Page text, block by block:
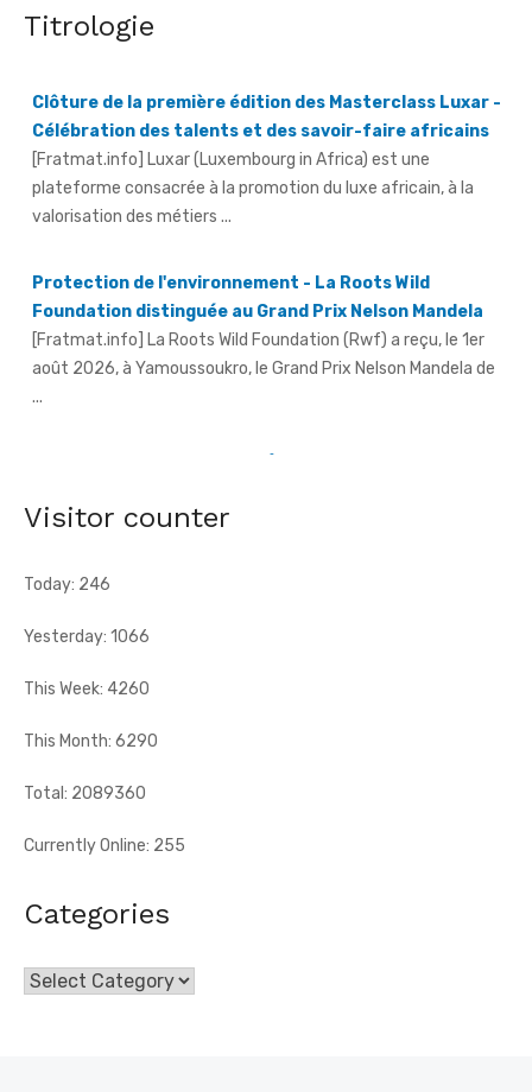
Titrologie
[Fratmat.info] Luxar (Luxembourg in Africa) est une
Protection de l'environnement - La Roots Wild
Foundation distinguée au Grand Prix Nelson Mandela
[Fratmat.info] La Roots Wild Foundation (Rwf) a reçu, le 1er
Hervé Renard à la tête des Éléphants - Idriss Diallo
justifie son choix
Visitor counter
Today: 246
Yesterday: 1066
This Week: 4260
This Month: 6290
Total: 2089360
Currently Online: 255
Categories
Categories